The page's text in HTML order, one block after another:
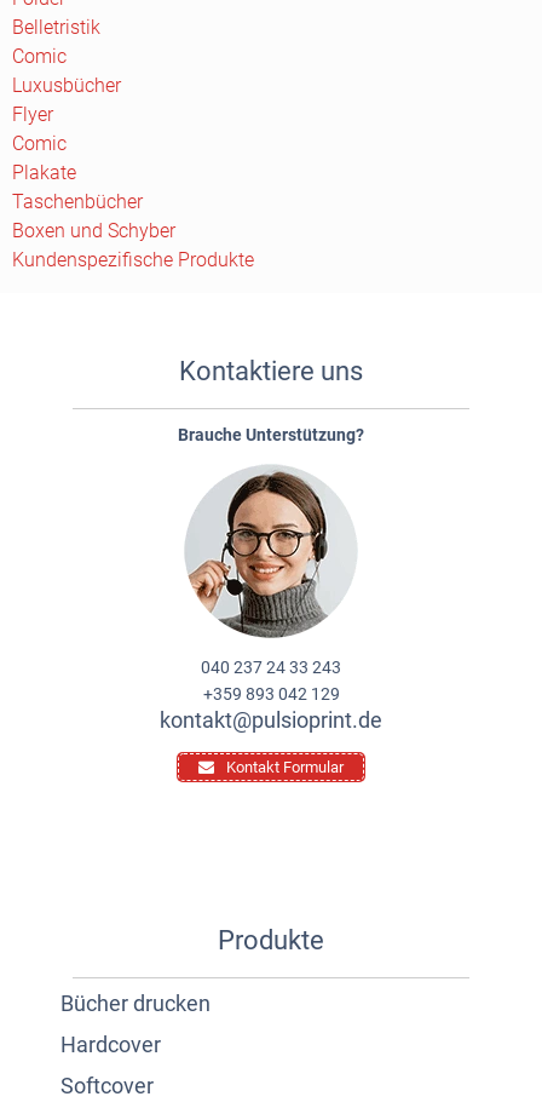
Belletristik
Comic
Luxusbücher
Flyer
Comic
Plakate
Taschenbücher
Boxen und Schyber
Kundenspezifische Produkte
Kontaktiere uns
Brauche Unterstützung?
040 237 24 33 243
+359 893 042 129
kontakt@pulsioprint.de
Kontakt Formular
Produkte
Bücher drucken
Hardcover
Softcover